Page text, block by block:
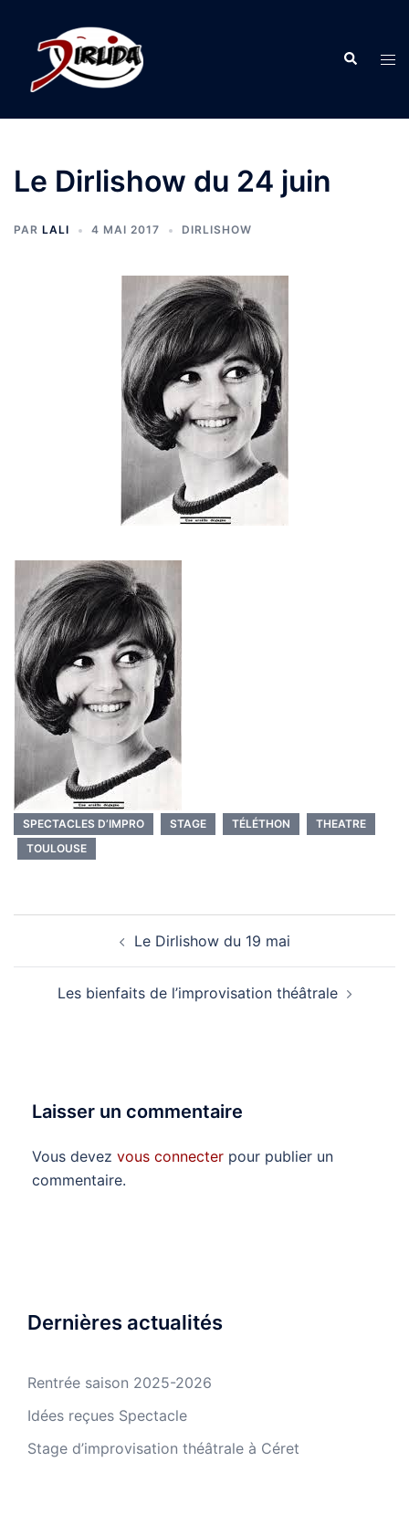
contenu
Le Dirlishow du 24 juin
PAR LALI 4 MAI 2017 DIRLISHOW
SPECTACLES D’IMPRO STAGE TÉLÉTHON
THEATRE
TOULOUSE
Le Dirlishow du 19 mai
Les bienfaits de l’improvisation théâtrale
Laisser un commentaire
Vous devez vous connecter pour publier un
commentaire.
Dernières actualités
Rentrée saison 2025-2026
Idées reçues Spectacle
Stage d’improvisation théâtrale à Céret